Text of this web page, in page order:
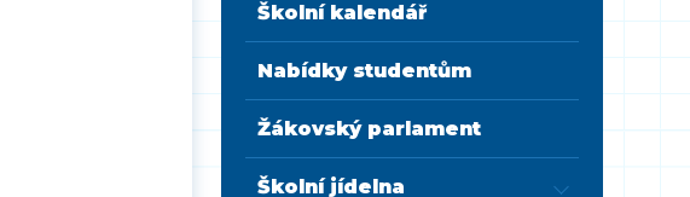
Školní kalendář
Nabídky studentům
Žákovský parlament
Školní jídelna